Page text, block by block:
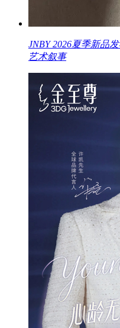
JNBY 2026夏季新品
艺术叙事